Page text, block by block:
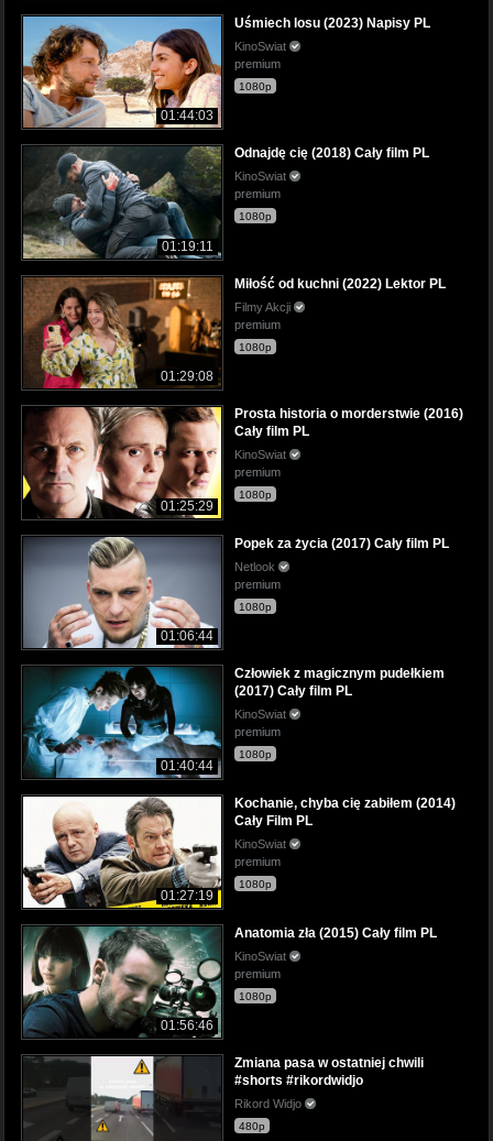
01:44:03
Uśmiech losu (2023) Napisy PL
KinoSwiat
premium
1080p
01:19:11
Odnajdę cię (2018) Cały film PL
KinoSwiat
premium
1080p
01:29:08
Miłość od kuchni (2022) Lektor PL
Filmy Akcji
premium
1080p
01:25:29
Prosta historia o morderstwie (2016)
Cały film PL
KinoSwiat
premium
1080p
01:06:44
Popek za życia (2017) Cały film PL
Netlook
premium
1080p
01:40:44
Człowiek z magicznym pudełkiem
(2017) Cały film PL
KinoSwiat
premium
1080p
01:27:19
Kochanie, chyba cię zabiłem (2014)
Cały Film PL
KinoSwiat
premium
1080p
01:56:46
Anatomia zła (2015) Cały film PL
KinoSwiat
premium
1080p
Zmiana pasa w ostatniej chwili
#shorts #rikordwidjo
Rikord Widjo
480p